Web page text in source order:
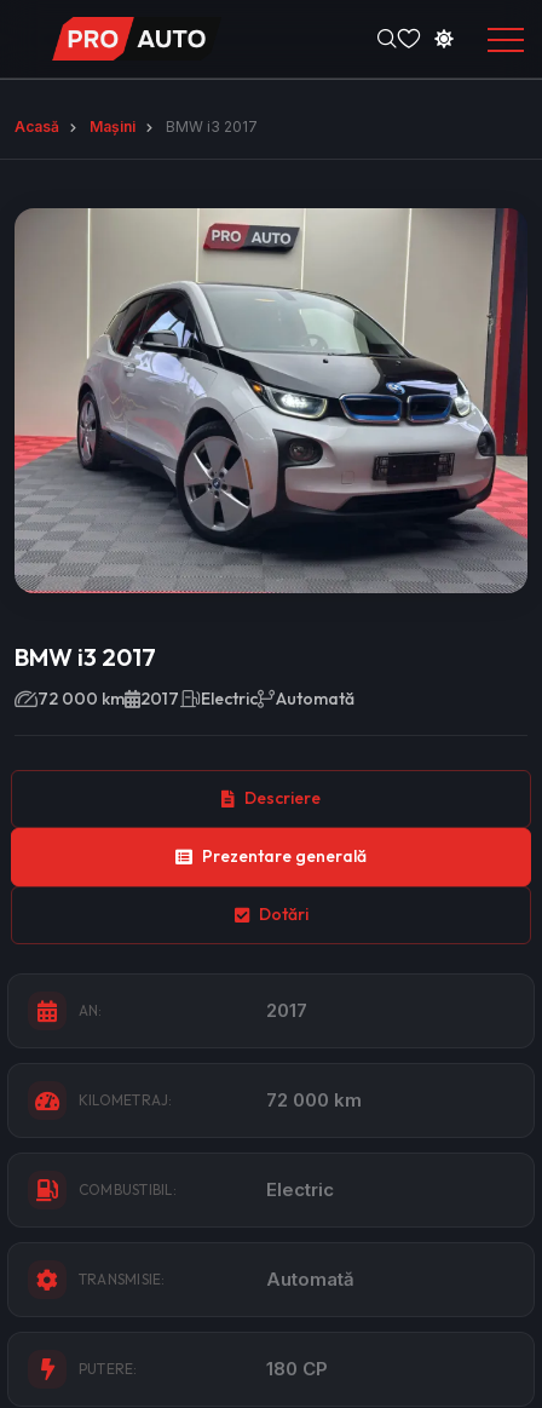
Acasă Mașini BMW i3 2017
BMW i3 2017
72 000 km 2017 Electric Automată
Descriere
Prezentare generală
Dotări
AN: 2017
KILOMETRAJ: 72 000 km
COMBUSTIBIL: Electric
TRANSMISIE: Automată
PUTERE: 180 CP